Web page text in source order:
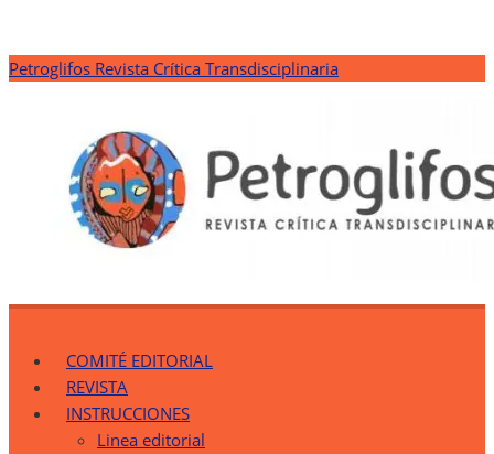
Saltar
Petroglifos Revista Crítica Transdisciplinaria
Petroglifos Revista Crítica Transdisciplinaria
Una Ventana Crítica desde la Transdisciplinariedad
COMITÉ EDITORIAL
REVISTA
INSTRUCCIONES
Linea editorial